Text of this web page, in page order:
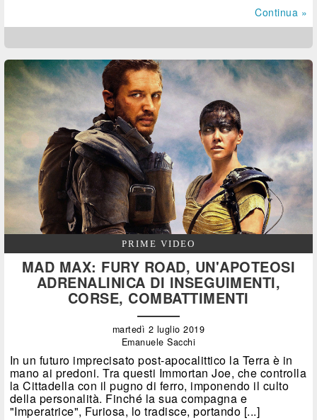
Continua »
PRIME VIDEO
MAD MAX: FURY ROAD, UN'APOTEOSI
ADRENALINICA DI INSEGUIMENTI,
CORSE, COMBATTIMENTI
martedì 2 luglio 2019
Emanuele Sacchi
In un futuro imprecisato post-apocalittico la Terra è in
mano ai predoni. Tra questi Immortan Joe, che controlla
la Cittadella con il pugno di ferro, imponendo il culto
della personalità. Finché la sua compagna e
"Imperatrice", Furiosa, lo tradisce, portando [...]